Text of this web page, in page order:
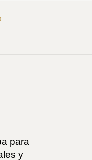
para
y